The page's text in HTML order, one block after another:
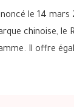
le 14
chinoise, le
Il offre